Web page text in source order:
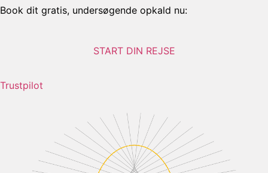
Book dit gratis, undersøgende opkald nu:
START DIN REJSE
Trustpilot